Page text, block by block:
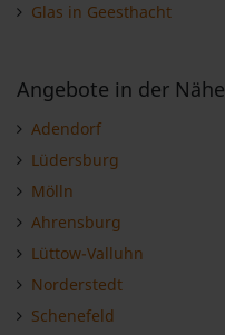
Glas in Geesthacht
Angebote in der Nähe
Adendorf
Lüdersburg
Mölln
Ahrensburg
Lüttow-Valluhn
Norderstedt
Schenefeld